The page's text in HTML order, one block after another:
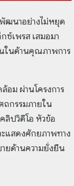
พัฒนาอย่างไม่หยุด
ซ์เพรส เสมอมา
นในด้านคุณภาพการ
อม ผ่านโครงการ
ถกรรมภายใน
ลิปวิดีโอ หัวข้อ
แสดงศักยภาพทาง
ยด้านความยั่งยืน